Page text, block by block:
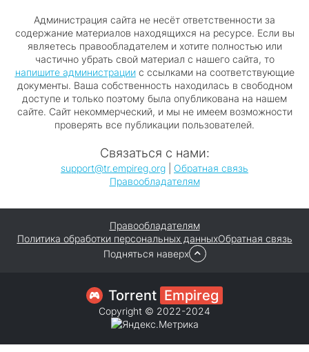
Администрация сайта не несёт ответственности за
содержание материалов находящихся на ресурсе. Если вы
являетесь правообладателем и хотите полностью или
частично убрать свой материал с нашего сайта, то
напишите администрациис ссылками на соответствующие
документы. Ваша собственность находилась в свободном
доступе и только поэтому была опубликована на нашем
сайте. Сайт некоммерческий, и мы не имеем возможности
проверять все публикации пользователей.
Связаться с нами:
support@tr.empireg.org
Обратная связь
Правообладателям
Правообладателям
Политика обработки персональных данныхОбратная связь
Подняться наверх
Torrent Empireg
Copyright © 2022-2024